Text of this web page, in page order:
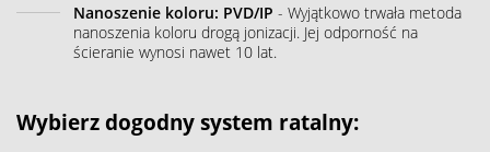
Nanoszenie koloru: PVD/IP - Wyjątkowo trwała metoda
nanoszenia koloru drogą jonizacji. Jej odporność na
ścieranie wynosi nawet 10 lat.
Wybierz dogodny system ratalny: